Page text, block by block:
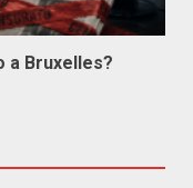
a Bruxelles?